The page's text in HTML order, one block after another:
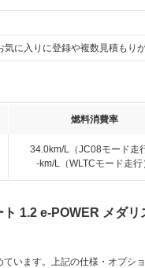
気に入りに登録や複数見積もり
燃料消費率
34.0km/L（JC08モード走
-km/L（WLTCモード走行
1.2 e-POWER メダ
います。上記の仕様・オプシ